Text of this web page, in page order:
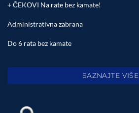
+ ČEKOVI Na rate bez kamate!
Administrativna zabrana
Do 6 rata bez kamate
SAZNAJTE VIŠE